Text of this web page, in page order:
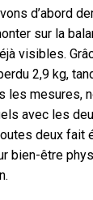
d’abord
sur la
visibles.
2,9 kg,
les mesures,
avec les
deux fait
bien-être